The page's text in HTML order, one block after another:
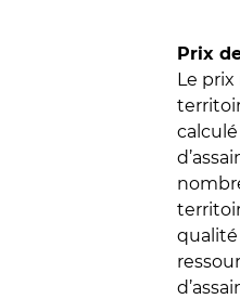
Prix
Le
qualité